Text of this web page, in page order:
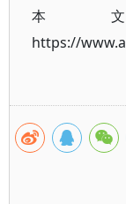
本
https://